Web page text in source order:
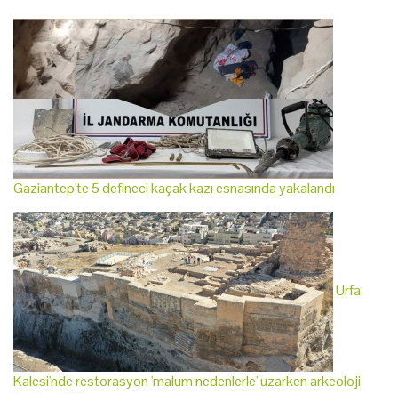
Gaziantep'te 5 defineci kaçak kazı esnasında yakalandı
Urfa
Kalesi'nde restorasyon 'malum nedenlerle' uzarken arkeoloji